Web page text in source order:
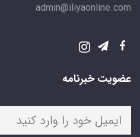
admin@iliyaonline.com
عضویت خبرنامه